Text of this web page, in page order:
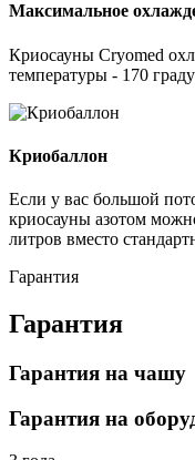
Максимальное
Криосауны Cryomed
температуры - 170
Криобаллон
Если у вас большой
криосауны азотом
литров вместо
Гарантия
Гарантия
Гарантия на чашу
Гарантия на